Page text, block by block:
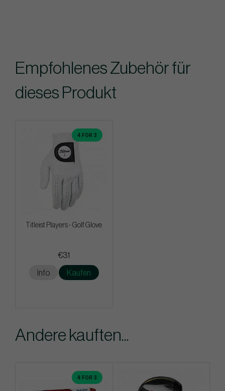
Empfohlenes Zubehör für
dieses Produkt
4 FOR 3
Titleist Players - Golf Glove
€31
Info Kaufen
Andere kauften...
4 FOR 3